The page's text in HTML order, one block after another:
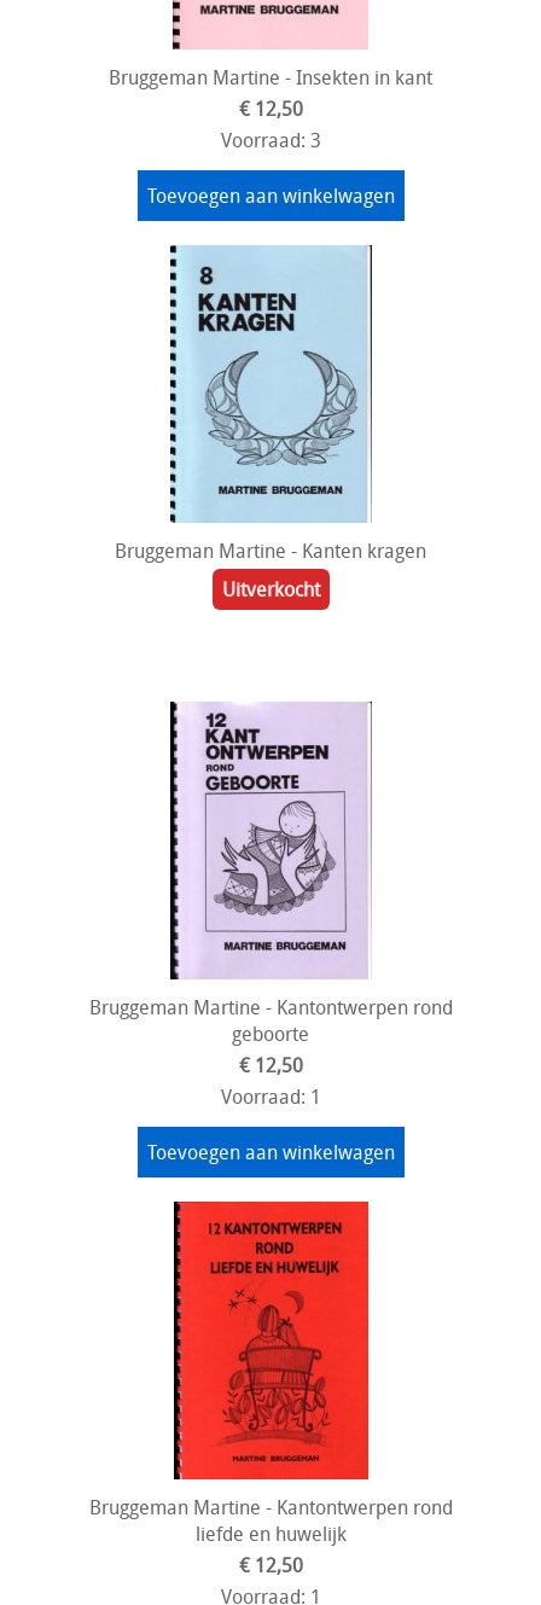
Bruggeman Martine - Insekten in kant
€ 12,50
Voorraad: 3
Toevoegen aan winkelwagen
Bruggeman Martine - Kanten kragen
Uitverkocht
Bruggeman Martine - Kantontwerpen rond
geboorte
€ 12,50
Voorraad: 1
Toevoegen aan winkelwagen
Bruggeman Martine - Kantontwerpen rond
liefde en huwelijk
€ 12,50
Voorraad: 1